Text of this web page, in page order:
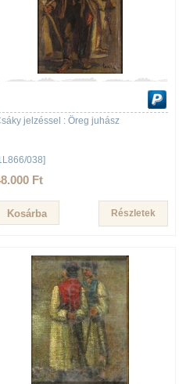
jelzéssel : Öreg juhász
038]
Ft
Részletek